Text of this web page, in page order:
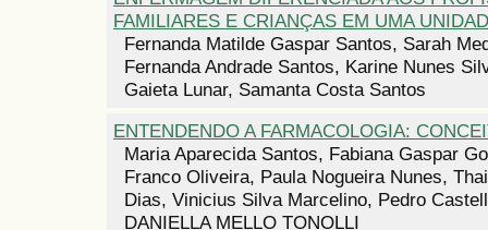
FAMILIARES E CRIANÇAS EM UMA
Fernanda Matilde Gaspar Santos, Sarah
Fernanda Andrade Santos, Karine Nunes
Gaieta Lunar, Samanta Costa Santos
ENTENDENDO A FARMACOLOGIA:
Maria Aparecida Santos, Fabiana Gaspar
Franco Oliveira, Paula Nogueira Nunes,
Dias, Vinicius Silva Marcelino, Pedro
DANIELLA MELLO TONOLLI